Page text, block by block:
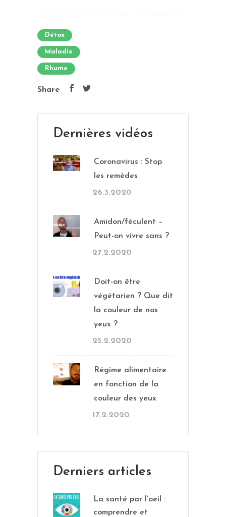
Détox
Maladie
Rhume
Share
Dernières vidéos
Coronavirus : Stop
les remèdes
26.3.2020
Amidon/féculent –
Peut-on vivre sans ?
27.2.2020
Doit-on être
végétarien ? Que dit
la couleur de nos
yeux ?
25.2.2020
Régime alimentaire
en fonction de la
couleur des yeux
17.2.2020
Derniers articles
La santé par l’oeil :
comprendre et